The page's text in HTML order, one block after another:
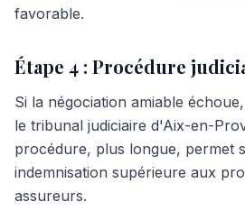
favorable.
Étape 4 : Procédure
Si la négociation amiable
le tribunal judiciaire d'Aix-en-
procédure, plus longue, permet
indemnisation supérieure aux
assureurs.